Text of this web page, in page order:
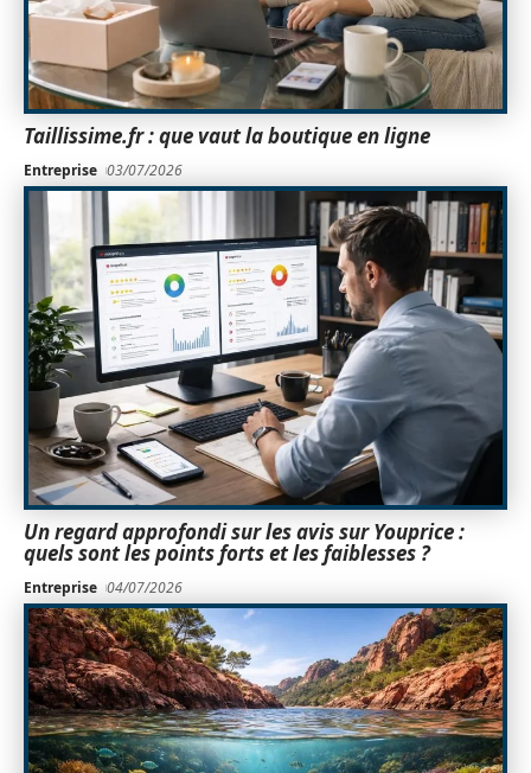
Taillissime.fr : que vaut la boutique en ligne
Entreprise 03/07/2026
Un regard approfondi sur les avis sur Youprice :
quels sont les points forts et les faiblesses ?
Entreprise 04/07/2026